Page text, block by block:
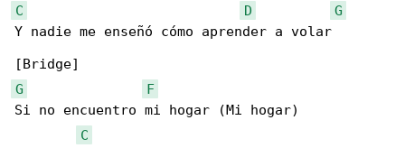
C
D
G
Y nadie me enseñó cómo aprender a volar
G
F
Si no encuentro mi hogar (Mi hogar)
C